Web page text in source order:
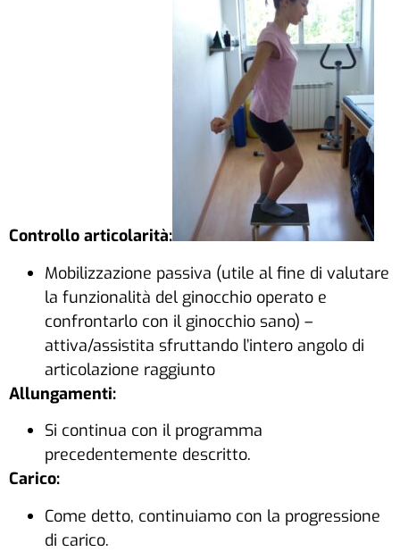
Controllo articolarità:
Mobilizzazione passiva (utile al fine di valutare
la funzionalità del ginocchio operato e
confrontarlo con il ginocchio sano) –
attiva/assistita sfruttando l’intero angolo di
articolazione raggiunto
Allungamenti:
Si continua con il programma
precedentemente descritto.
Carico:
Come detto, continuiamo con la progressione
di carico.